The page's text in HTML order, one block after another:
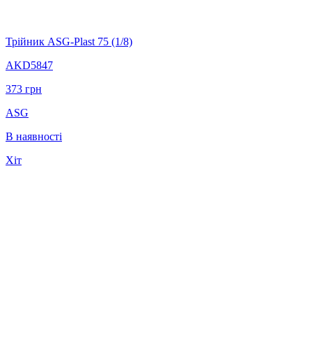
Трійник ASG-Plast 75 (1/8)
AKD5847
373 грн
ASG
В наявності
Хіт